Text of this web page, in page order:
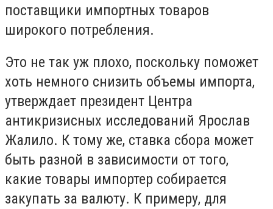
поставщики импортных товаров
широкого потребления.
Это не так уж плохо, поскольку поможет
хоть немного снизить объемы импорта,
утверждает президент Центра
антикризисных исследований Ярослав
Жалило. К тому же, ставка сбора может
быть разной в зависимости от того,
какие товары импортер собирается
закупать за валюту. К примеру, для